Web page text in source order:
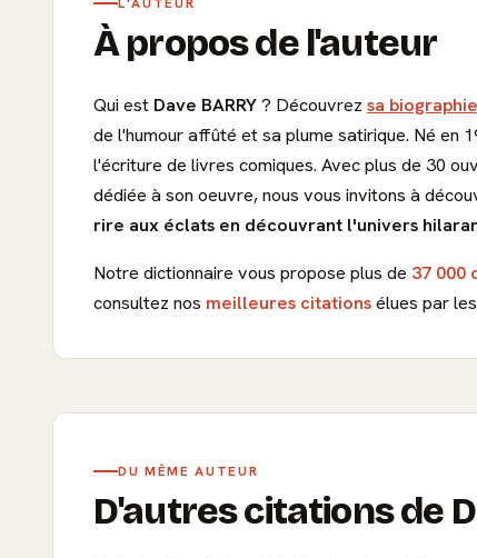
À propos de l'auteur
Qui est Dave BARRY? Découvrez sa
de l'humour affûté et sa plume satirique. Né en
l'écriture de livres comiques. Avec plus de 30
dédiée à son oeuvre, nous vous invitons à
rire aux éclats en découvrant l'univers
Notre dictionnaire vous propose plus de 37 000
consultez nos meilleures citationsélues par
DU MÊME AUTEUR
D'autres citations de